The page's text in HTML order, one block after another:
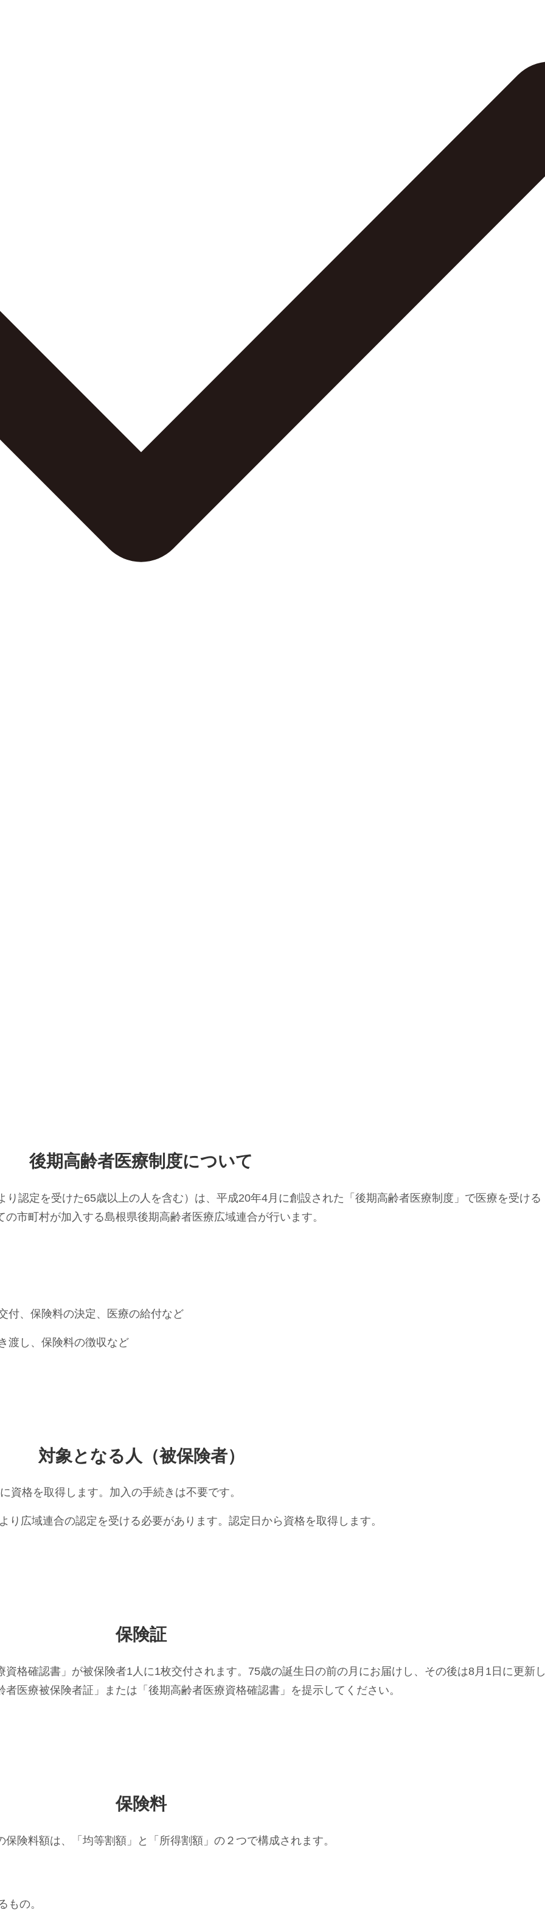
後期高齢者医療制度について
認定を受けた65歳以上の人を含む）は、平成20年4月に創設された「後期高齢者医療制度」で医療を受ける
市町村が加入する島根県後期高齢者医療広域連合が行います。
付、保険料の決定、医療の給付など
渡し、保険料の徴収など
対象となる人（被保険者）
資格を取得します。加入の手続きは不要です。
り広域連合の認定を受ける必要があります。認定日から資格を取得します。
保険証
格確認書」が被保険者1人に1枚交付されます。75歳の誕生日の前の月にお届けし、その後は8月1日に更新
医療被保険者証」または「後期高齢者医療資格確認書」を提示してください。
保険料
険料額は、「均等割額」と「所得割額」の２つで構成されます。
もの。